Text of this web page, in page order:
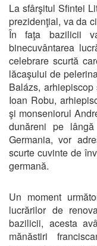
La sfârşitul Sfintei
prezidenţial, va da
În faţa bazilicii
binecuvântarea
celebrare scurtă
lăcaşului de
Balázs,
Ioan Robu,
şi monseniorul
dunăreni pe
Germania, vor
scurte cuvinte de
germană.
Un moment
lucrărilor de
bazilicii, acesta
mănăstiri